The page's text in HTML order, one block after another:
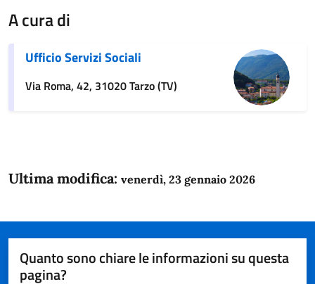
A cura di
Ufficio Servizi Sociali
Via Roma, 42, 31020 Tarzo (TV)
Ultima modifica: venerdì, 23 gennaio 2026
Quanto sono chiare le informazioni su questa
pagina?